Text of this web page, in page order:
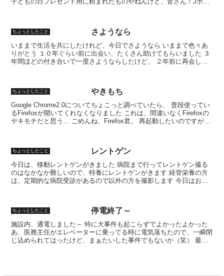
ちょっとしたこと さようなら
いままで生活を共にしたけれど、今日でさようなら いままで色々あ
りがとう １０年ぐらい前に出会い、たくさん助けてもらいました ３
年間ほどの付き合いで一度さようならしたけど、 ２年前に再会した
ちょっとしたこと やきもち
Google Chrome2.0についてちょこっと調べていたら、 普段使ってい
るFirefoxが開いてくれなくなりました これは、間違いなくFirefoxの
ヤキモチだと思う… ごめんね、Firefox君。 再起動したいのですが、
ちょっとしたこと レントゲン
今日は、移動レントゲンがきました 病院まで行ってレントゲン撮る
のはなかなか難しいので、特養にレントゲンがきます 経管栄養の方
は、定期的な病院受診があるので以外の方を撮影します 今日はお布
ちょっとしたこと 停電終了～
施設内、通電しました～ 特に大事件も起こらずでよかったよかった
あ、医務主任がエレベーターに乗ってる時に電気落ちたので、一瞬閉
じ込められてはったけど、まぁたいした事件でもないか（笑） 最近